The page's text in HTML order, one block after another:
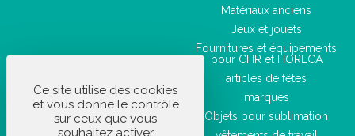
Matériaux anciens
Jeux et jouets
Fournitures et équipements
pour CHR et HORECA
articles de fêtes
marques
Objets pour sublimation
Ce site utilise des cookies
et vous donne le contrôle
sur ceux que vous
souhaitez activer